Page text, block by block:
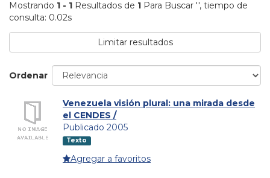
Mostrando 1 - 1 Resultados de 1 Para Buscar '', tiempo de
consulta: 0.02s
Limitar resultados
Ordenar
Venezuela visión plural: una mirada desde
el CENDES /
Publicado 2005
Texto
Agregar a favoritos